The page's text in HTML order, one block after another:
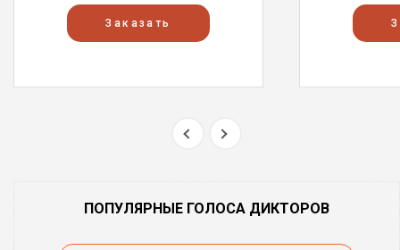
Заказать
ПОПУЛЯРНЫЕ ГОЛОСА ДИКТОРОВ